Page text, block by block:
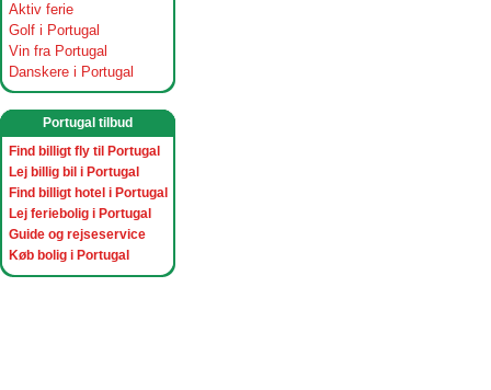
Aktiv ferie
Golf i Portugal
Vin fra Portugal
Danskere i Portugal
Portugal tilbud
Find billigt fly til Portugal
Lej billig bil i Portugal
Find billigt hotel i Portugal
Lej feriebolig i Portugal
Guide og rejseservice
Køb bolig i Portugal